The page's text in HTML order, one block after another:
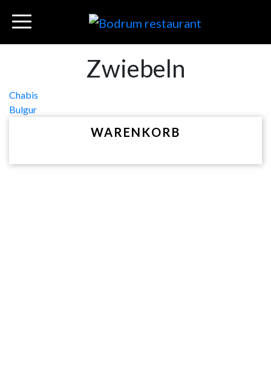
Zwiebeln
Beitragsnavigation
Chabis
Bulgur
WARENKORB